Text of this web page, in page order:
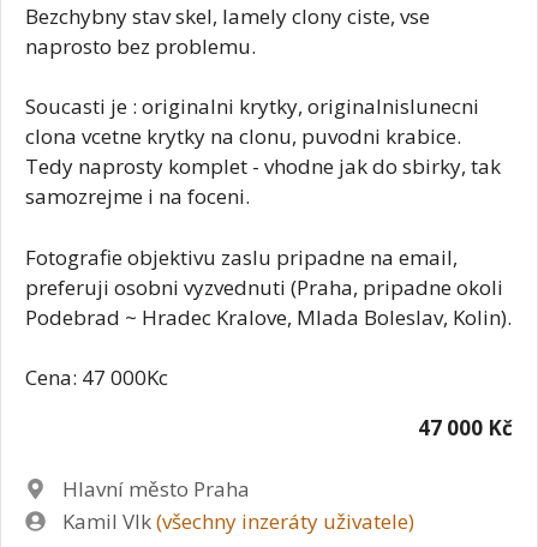
Bezchybny stav skel, lamely clony ciste, vse
naprosto bez problemu.
Soucasti je : originalni krytky, originalnislunecni
clona vcetne krytky na clonu, puvodni krabice.
Tedy naprosty komplet - vhodne jak do sbirky, tak
samozrejme i na foceni.
Fotografie objektivu zaslu pripadne na email,
preferuji osobni vyzvednuti (Praha, pripadne okoli
Podebrad ~ Hradec Kralove, Mlada Boleslav, Kolin).
Cena: 47 000Kc
47 000 Kč
Lokalita
Hlavní město Praha
Zadavatel
Kamil Vlk(všechny inzeráty uživatele)